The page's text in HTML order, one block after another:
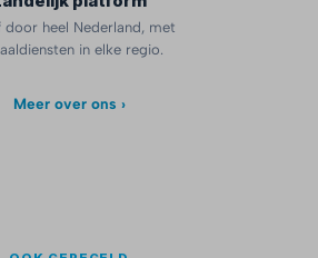
door heel Nederland, met
in elke regio.
Meer over ons ›